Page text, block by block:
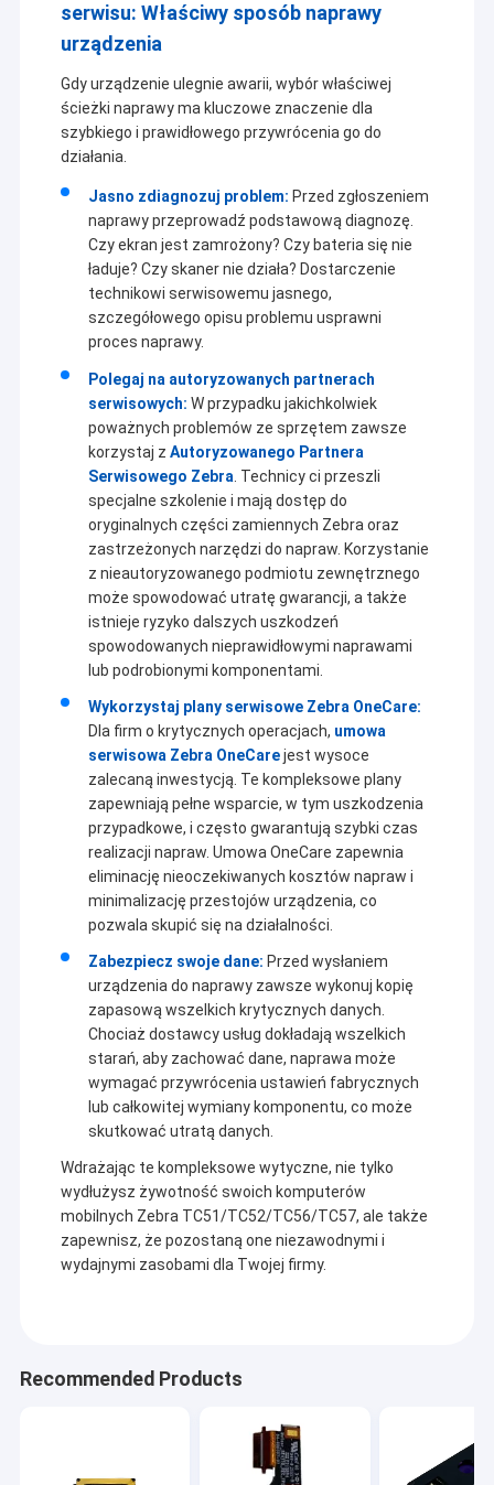
serwisu: Właściwy sposób naprawy
urządzenia
Gdy urządzenie ulegnie awarii, wybór właściwej
ścieżki naprawy ma kluczowe znaczenie dla
szybkiego i prawidłowego przywrócenia go do
działania.
Jasno zdiagnozuj problem: Przed zgłoszeniem
naprawy przeprowadź podstawową diagnozę.
Czy ekran jest zamrożony? Czy bateria się nie
ładuje? Czy skaner nie działa? Dostarczenie
technikowi serwisowemu jasnego,
szczegółowego opisu problemu usprawni
proces naprawy.
Polegaj na autoryzowanych partnerach
serwisowych: W przypadku jakichkolwiek
poważnych problemów ze sprzętem zawsze
korzystaj z Autoryzowanego Partnera
Serwisowego Zebra . Technicy ci przeszli
specjalne szkolenie i mają dostęp do
oryginalnych części zamiennych Zebra oraz
zastrzeżonych narzędzi do napraw. Korzystanie
z nieautoryzowanego podmiotu zewnętrznego
może spowodować utratę gwarancji, a także
istnieje ryzyko dalszych uszkodzeń
spowodowanych nieprawidłowymi naprawami
lub podrobionymi komponentami.
Wykorzystaj plany serwisowe Zebra OneCare:
Dla firm o krytycznych operacjach, umowa
serwisowa Zebra OneCarejest wysoce
zalecaną inwestycją. Te kompleksowe plany
zapewniają pełne wsparcie, w tym uszkodzenia
przypadkowe, i często gwarantują szybki czas
realizacji napraw. Umowa OneCare zapewnia
eliminację nieoczekiwanych kosztów napraw i
minimalizację przestojów urządzenia, co
pozwala skupić się na działalności.
Zabezpiecz swoje dane: Przed wysłaniem
urządzenia do naprawy zawsze wykonuj kopię
zapasową wszelkich krytycznych danych.
Chociaż dostawcy usług dokładają wszelkich
starań, aby zachować dane, naprawa może
wymagać przywrócenia ustawień fabrycznych
lub całkowitej wymiany komponentu, co może
skutkować utratą danych.
Wdrażając te kompleksowe wytyczne, nie tylko
wydłużysz żywotność swoich komputerów
mobilnych Zebra TC51/TC52/TC56/TC57, ale także
zapewnisz, że pozostaną one niezawodnymi i
wydajnymi zasobami dla Twojej firmy.
Recommended Products